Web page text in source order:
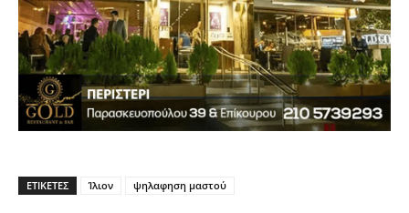
ΕΤΙΚΈΤΕΣ Ίλιον ψηλαφηση μαστού